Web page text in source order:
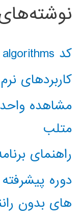
کد classical AI search algorithms
کاربردهای
مشاهده
متلب
راهنمای
دوره
های بدون